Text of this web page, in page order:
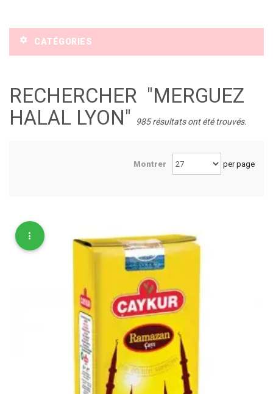
CATÉGORIES
RECHERCHER "MERGUEZ
HALAL LYON"
985 résultats ont été trouvés.
Montrer per page